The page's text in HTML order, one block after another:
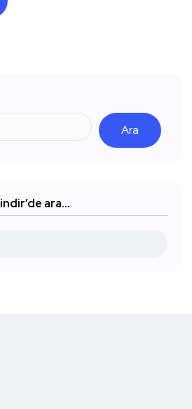
Ara
indir’de ara…